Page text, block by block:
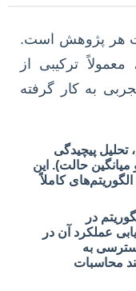
پژوهش است.
ترکیبی از
به کار گرفته
پیچیدگی
حالت). این
کاملاً
در
عملکرد آن در
به